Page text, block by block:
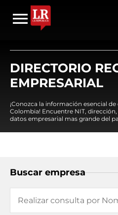
DIRECTORIO
EMPRESARIAL
¡Conozca la información esencial
Colombia! Encuentre NIT,
datos empresarial mas grande del
Buscar empresa